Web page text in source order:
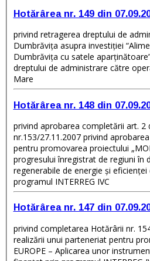
Hotărârea nr. 149 din
privind retragerea dreptului de
Dumbrăviţa asupra investiţiei “Alimentarea cu apă a comunei
Dumbrăviţa cu satele
dreptului de administrare către
Mare
Hotărârea nr. 148 din
privind aprobarea completării art. 2
nr.153/27.11.2007 privind aprobarea realizării unui parteneriat
pentru promovarea proiectului
progresului înregistrat de regiuni în domeniul surselor
regenerabile de energie şi eficienţei
programul INTERREG IVC
Hotărârea nr. 147 din
privind completarea Hotărârii nr.
realizării unui parteneriat pentru
EUROPE – Aplicarea unor